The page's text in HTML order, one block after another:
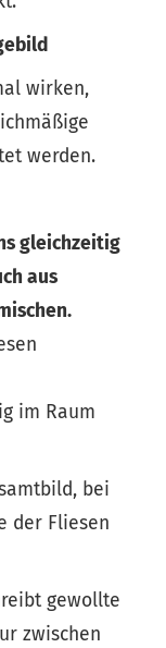
wirken,
werden.
gleichzeitig
aus
im Raum
bei
der Fliesen
gewollte
zwischen